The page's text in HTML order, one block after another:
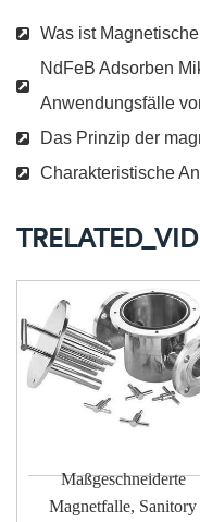
Was ist
NdFeB Adsorben
Anwendungsfälle
Das Prinzip der
Charakteristische
Maßgeschneiderte
Magnetfalle, Sanitory